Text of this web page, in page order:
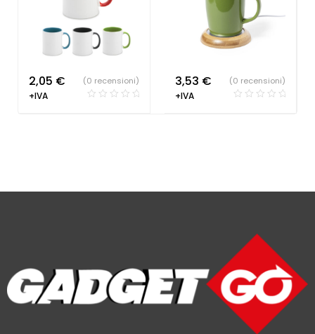
2,05 €
+IVA
(0 recensioni) 3,53 €
+IVA
(0 recensioni)